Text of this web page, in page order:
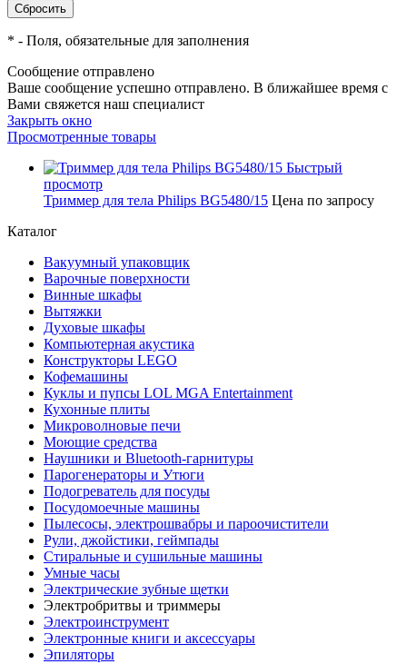
* - Поля, обязательные для заполнения
Сообщение отправлено
Ваше сообщение успешно отправлено. В ближайшее время с
Вами свяжется наш специалист
Закрыть окно
Просмотренные товары
Быстрый
просмотр
Триммер для тела Philips BG5480/15 Цена по запросу
Каталог
Вакуумный упаковщик
Варочные поверхности
Винные шкафы
Вытяжки
Духовые шкафы
Компьютерная акустика
Конструкторы LEGO
Кофемашины
Куклы и пупсы LOL MGA Entertainment
Кухонные плиты
Микроволновые печи
Моющие средства
Наушники и Bluetooth-гарнитуры
Парогенераторы и Утюги
Подогреватель для посуды
Посудомоечные машины
Пылесосы, электрошвабры и пароочистители
Рули, джойстики, геймпады
Стиральные и сушильные машины
Умные часы
Электрические зубные щетки
Электробритвы и триммеры
Электроинструмент
Электронные книги и аксессуары
Эпиляторы